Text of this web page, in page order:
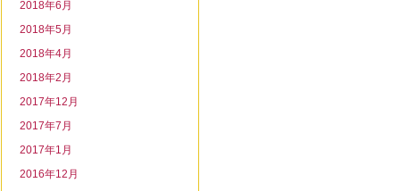
2018年6月
2018年5月
2018年4月
2018年2月
2017年12月
2017年7月
2017年1月
2016年12月